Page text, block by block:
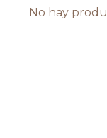
No hay